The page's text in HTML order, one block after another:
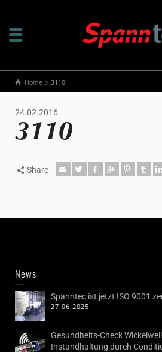
Home 3110
24.02.2016
3110
Share
News
Spanntec ist jetzt ISO 9001
27.06.2025
Gesundheits-Check
Instandhaltung durch